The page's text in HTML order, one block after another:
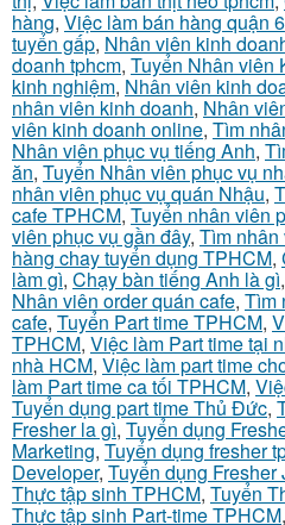
hàng, Việc làm bán hàng quận 6
tuyển gấp, Nhân viên kinh
doanh tphcm, Tuyển Nhân viên
kinh nghiệm, Nhân viên kinh
nhân viên kinh doanh, Nhân
viên kinh doanh online, Tìm
Nhân viên phục vụ tiếng Anh,
ăn, Tuyển Nhân viên phục vụ
nhân viên phục vụ quán Nhậu,
cafe TPHCM, Tuyển nhân viên
viên phục vụ gần đây, Tìm nhân
hàng chay tuyển dụng TPHCM,
làm gì, Chạy bàn tiếng Anh là gì,
Nhân viên order quán cafe, Tìm
cafe, Tuyển Part time TPHCM,
TPHCM, Việc làm Part time tại
nhà HCM, Việc làm part time
làm Part time ca tối TPHCM,
Tuyển dụng part time Thủ Đức,
Fresher la gì, Tuyển dụng
Marketing, Tuyển dụng fresher
Developer, Tuyển dụng Fresher
Thực tập sinh TPHCM, Tuyển
Thực tập sinh Part-time TPHCM,